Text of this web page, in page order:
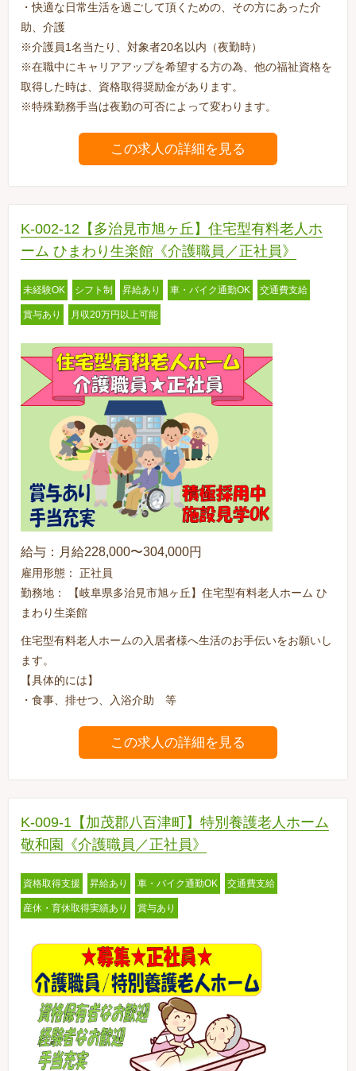
・快適な日常生活を過ごして頂くための、その方にあった介
助、介護
※介護員1名当たり、対象者20名以内（夜勤時）
※在職中にキャリアアップを希望する方の為、他の福祉資格を
取得した時は、資格取得奨励金があります。
※特殊勤務手当は夜勤の可否によって変わります。
この求人の詳細を見る
K-002-12【多治見市旭ヶ丘】住宅型有料老人ホ
ーム ひまわり生楽館《介護職員／正社員》
未経験OK シフト制 昇給あり 車・バイク通勤OK 交通費支給
賞与あり 月収20万円以上可能
給与：月給228,000〜304,000円
雇用形態： 正社員
勤務地： 【岐阜県多治見市旭ヶ丘】住宅型有料老人ホーム ひ
まわり生楽館
住宅型有料老人ホームの入居者様へ生活のお手伝いをお願いし
ます。
【具体的には】
・食事、排せつ、入浴介助 等
この求人の詳細を見る
K-009-1【加茂郡八百津町】特別養護老人ホーム
敬和園《介護職員／正社員》
資格取得支援 昇給あり 車・バイク通勤OK 交通費支給
産休・育休取得実績あり 賞与あり